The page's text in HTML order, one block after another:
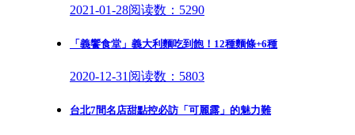
2021-01-28阅读数：5290
「義饗食堂」義大利麵吃到飽！12種麵條+6種
2020-12-31 阅读数：5803
台北7間名店甜點控必訪「可麗露」的魅力難